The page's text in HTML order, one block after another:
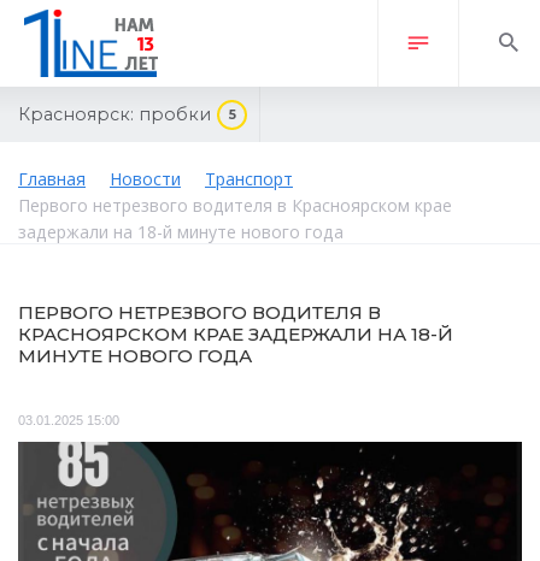
Красноярск: пробки 5
Главная Новости
Транспорт
Первого нетрезвого водителя в Красноярском крае
задержали на 18-й минуте нового года
ПЕРВОГО НЕТРЕЗВОГО ВОДИТЕЛЯ В
КРАСНОЯРСКОМ КРАЕ ЗАДЕРЖАЛИ НА 18-Й
МИНУТЕ НОВОГО ГОДА
03.01.2025 15:00